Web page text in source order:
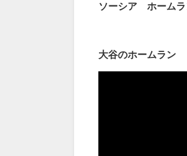
ソーシア ホームラ
大谷のホームラン